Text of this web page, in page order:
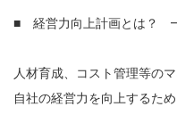
■ 経営力向上計画とは
人材育成、コスト管理等の
自社の経営力を向上するた